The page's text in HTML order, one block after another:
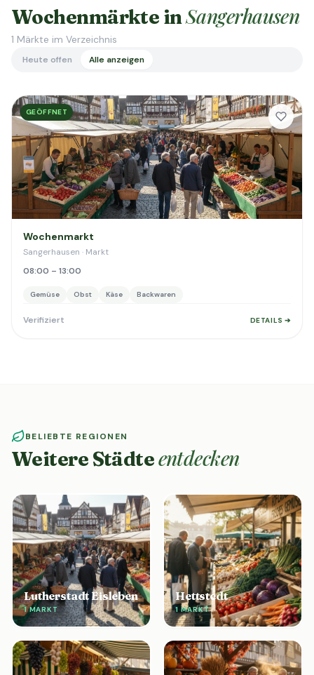
Wochenmärkte inSangerhausen
1 Märkte im Verzeichnis
Heute offen Alle anzeigen
GEÖFFNET
Wochenmarkt
Sangerhausen · Markt
08:00 – 13:00
Gemüse Obst Käse Backwaren
Verifiziert DETAILS ➔
BELIEBTE REGIONEN
Weitere Städteentdecken
Lutherstadt Eisleben
1 MARKT
Hettstedt
1 MARKT